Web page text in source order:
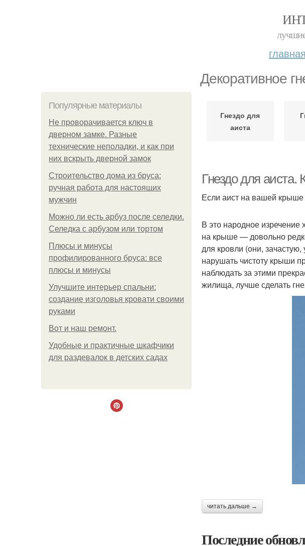
главная
Декоративное
Популярные материалы
Не проворачивается ключ в
дверном замке. Разные
технические неполадки, и как при
них вскрыть дверной замок
Строительство дома из бруса:
ручная работа для настоящих
мужчин
Можно ли есть арбуз после селедки.
Селедка с арбузом или тортом
Плюсы и минусы
профилированного бруса: все
плюсы и минусы
Улучшите интерьер спальни:
создание изголовья кровати своими
руками
Boт и наш ремoнт.
Удобные и практичные шкафчики
для раздевалок в детских садах
Гнездо для
аиста
Гнездо для аиста.
Если аист на вашей крыше
В это народное изречение
на крыше — довольно
для кровли (они,
нарушать чистоту крыши
наблюдать за этими
жилища, лучше сделать
читать дальше →
Последние